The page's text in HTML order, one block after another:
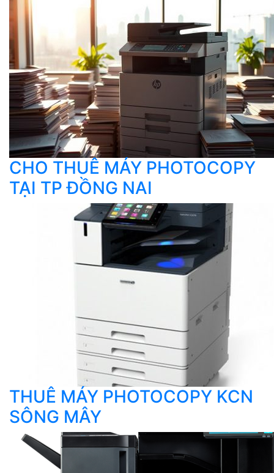
CHO THUÊ MÁY PHOTOCOPY
TẠI TP ĐỒNG NAI
THUÊ MÁY PHOTOCOPY KCN
SÔNG MÂY